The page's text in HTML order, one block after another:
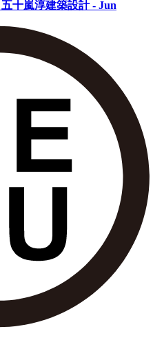
十嵐淳建築設計 - Jun